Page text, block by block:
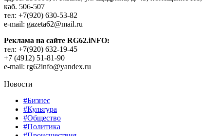
каб. 506-507
тел: +7(920) 630-53-82
e-mail: gazeta62@mail.ru
Реклама на сайте RG62.iNFO:
тел: +7(920) 632-19-45
+7 (4912) 51-81-90
e-mail: rg62info@yandex.ru
Новости
#Бизнес
#Культура
#Общество
#Политика